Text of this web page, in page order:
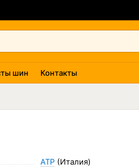
шин Контакты
ATP (Италия)